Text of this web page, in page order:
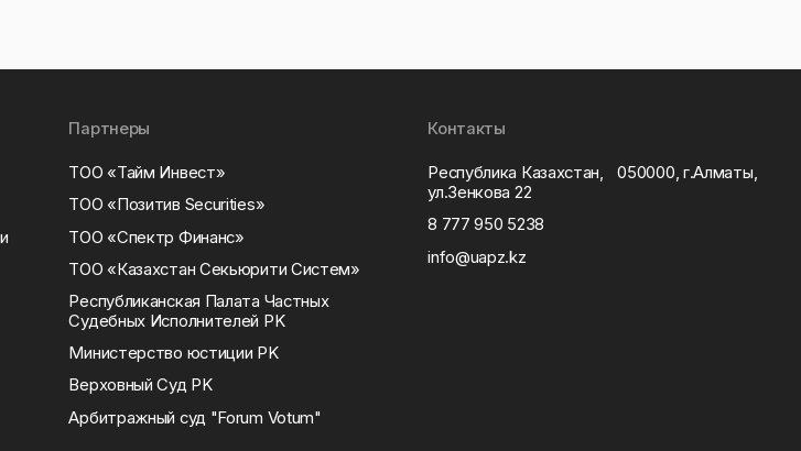
Партнеры
ТОО «Тайм Инвест»
ТОО «Позитив Securities»
ТОО «Спектр Финанс»
ТОО «Казахстан Секьюрити Систем»
Республиканская Палата Частных
Судебных Исполнителей РK
Министерство юстиции РK
Верховный Суд РK
Арбитражный суд "Forum Votum"
Контакты
Республика Казахстан, 050000, г.Алматы,
ул.Зенкова 22
8 777 950 5238
info@uapz.kz